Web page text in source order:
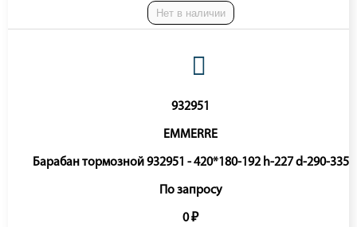
Нет в наличии
932951
EMMERRE
Барабан тормозной 932951 - 420*180-192 h-227 d-290-335
По запросу
0 ₽